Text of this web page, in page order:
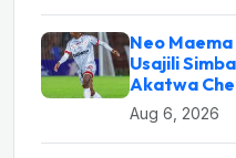
Neo
Usajili
Akatwa
Aug 6, 2026